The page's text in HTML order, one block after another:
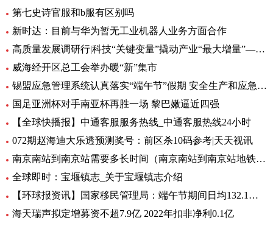
第七史诗官服和b服有区别吗
新时达：目前与华为暂无工业机器人业务方面合作
高质量发展调研行|科技“关键变量”撬动产业“最大增量”——三亚崖州湾科技城建设观察
威海经开区总工会举办暖“新”集市
锡盟应急管理系统认真落实“端午节”假期 安全生产和应急值守工作
​国足亚洲杯对手南亚杯再胜一场 黎巴嫩逼近四强
【全球快播报】中通客服服务热线_中通客服热线24小时
072期赵海迪大乐透预测奖号：前区杀10码参考|天天视讯
南京南站到南京站需要多长时间（南京南站到南京站地铁多长时间）
全球即时：宝堰镇志_关于宝堰镇志介绍
【环球报资讯】国家移民管理局：端午节期间日均132.1万人次出入境
海天瑞声拟定增募资不超7.9亿 2022年扣非净利0.1亿